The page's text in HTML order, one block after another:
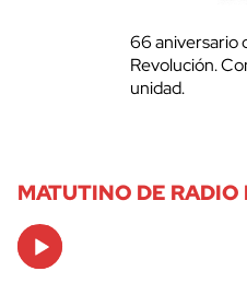
66 aniversario
Revolución.
unidad.
MATUTINO DE
Audio
Player